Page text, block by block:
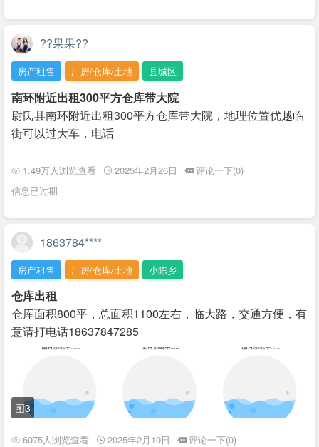
??果果??
房产租售 厂房/仓库/土地 县城区
南环附近出租300平方仓库带大院
尉氏县南环附近出租300平方仓库带大院，地理位置优越临
街可以过大车，电话
1.49万人浏览查看 2025年2月26日
评论一下(0)
信息已过期
1863784****
房产租售 厂房/仓库/土地 小陈乡
仓库出租
仓库面积800平，总面积1100左右，临大路，交通方便，有
意请打电话18637847285
图3
6075人浏览查看 2025年2月10日
评论一下(0)